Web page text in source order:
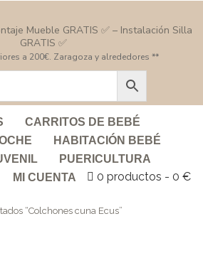
Mueble GRATIS ✅ – Instalación Silla
GRATIS ✅
a 200€. Zaragoza y alrededores **
CARRITOS DE BEBÉ
HABITACIÓN BEBÉ
PUERICULTURA
MI CUENTA 0 productos 0 €
“Colchones cuna Ecus”